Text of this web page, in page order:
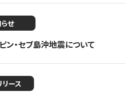
せ
ン・セブ島沖地震について
リース